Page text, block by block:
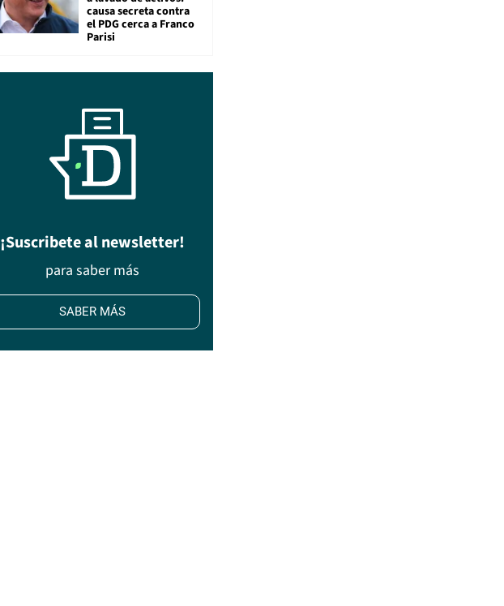
causa secreta contra
el PDG cerca a Franco
Parisi
¡Suscribete al newsletter!
para saber más
SABER MÁS